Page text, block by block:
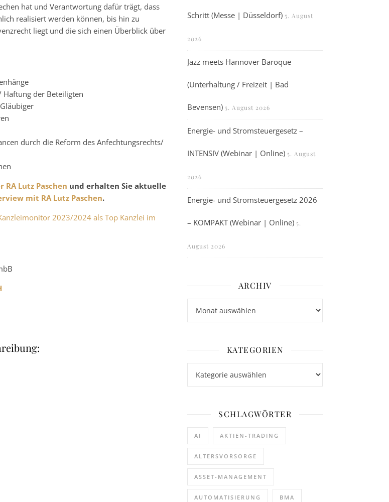
hat und Verantwortung dafür trägt, dass
realisiert werden können, bis hin zu
liegt und die sich einen Überblick über
der Beteiligten
durch die Reform des Anfechtungsrechts/
Lutz Paschen und erhalten Sie aktuelle
mit RA Lutz Paschen.
2023/2024 als Top Kanzlei im
Schritt (Messe | Düsseldorf) 5. August
2026
Jazz meets Hannover Baroque
(Unterhaltung / Freizeit | Bad
Bevensen) 5. August 2026
Energie- und Stromsteuergesetz –
INTENSIV (Webinar | Online) 5. August
2026
Energie- und Stromsteuergesetz 2026
– KOMPAKT (Webinar | Online) 5.
August 2026
ARCHIV
KATEGORIEN
SCHLAGWÖRTER
AI AKTIEN-TRADING
ALTERSVORSORGE
ASSET-MANAGEMENT
AUTOMATISIERUNG BMA